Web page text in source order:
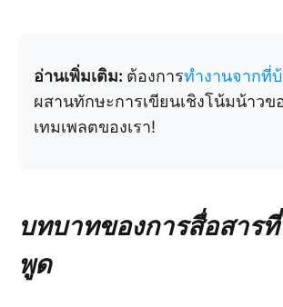
อ่านเพิ่มเติม: ต้องการทำงานจากที่
ผสานทักษะการเขียนเชิงโน้มน้าว
เทมเพลตของเรา!
บทบาทของการสื่อสาร
พูด